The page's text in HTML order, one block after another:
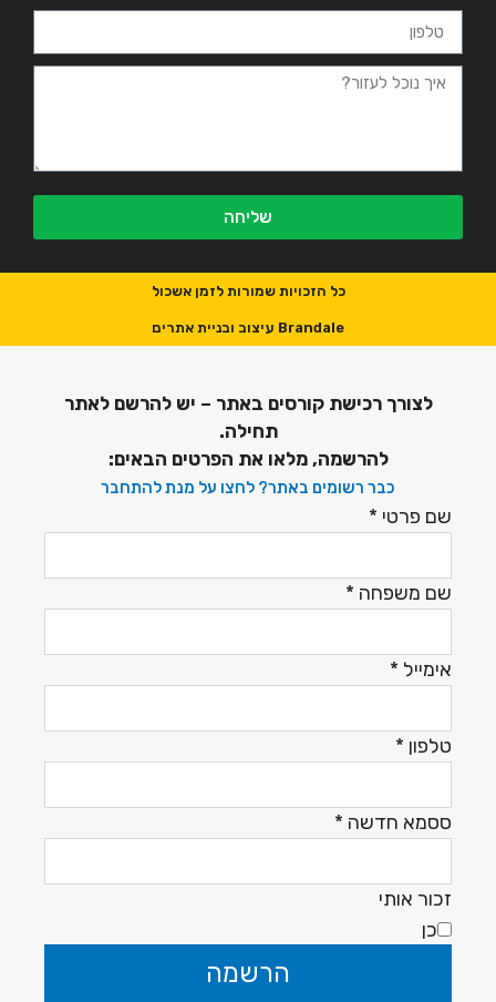
שליחה
כל הזכויות שמורות לזמן אשכול
Brandale עיצוב ובניית אתרים
לצורך רכישת קורסים באתר – יש להרשם לאתר
תחילה.
להרשמה, מלאו את הפרטים הבאים:
כבר רשומים באתר? לחצו על מנת להתחבר
שם פרטי *
שם משפחה *
אימייל *
טלפון *
ססמא חדשה *
זכור אותי
כן
הרשמה